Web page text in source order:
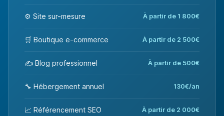
⚙️ Site sur-mesure À partir de 1 800€
🛒 Boutique e-commerce À partir de 2 500€
✍️ Blog professionnel À partir de 500€
🔧 Hébergement annuel 130€/an
📈 Référencement SEO À partir de 2 000€